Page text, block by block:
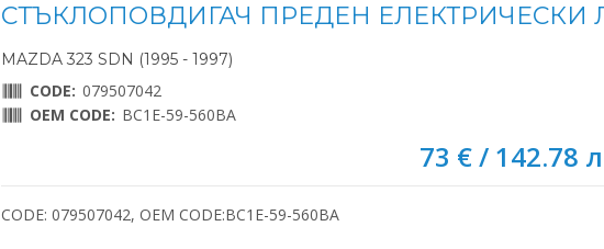
СТЪКЛОПОВДИГАЧ ПРЕДЕН ЕЛЕКТРИЧЕСКИ
MAZDA 323 SDN (1995 - 1997)
CODE: 079507042
OEM CODE: BC1E-59-560BA
73 € / 142.78
CODE: 079507042, OEM CODE:BC1E-59-560BA